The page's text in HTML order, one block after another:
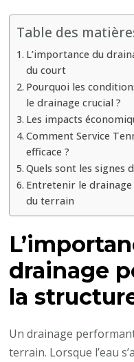
Table des
L’importance du
du court
Pourquoi les
le drainage crucial ?
Les impacts
Comment Service
efficace ?
Quels sont les signes
Entretenir le
du terrain
drainage
la
Un drainage
terrain. Lorsque l’eau